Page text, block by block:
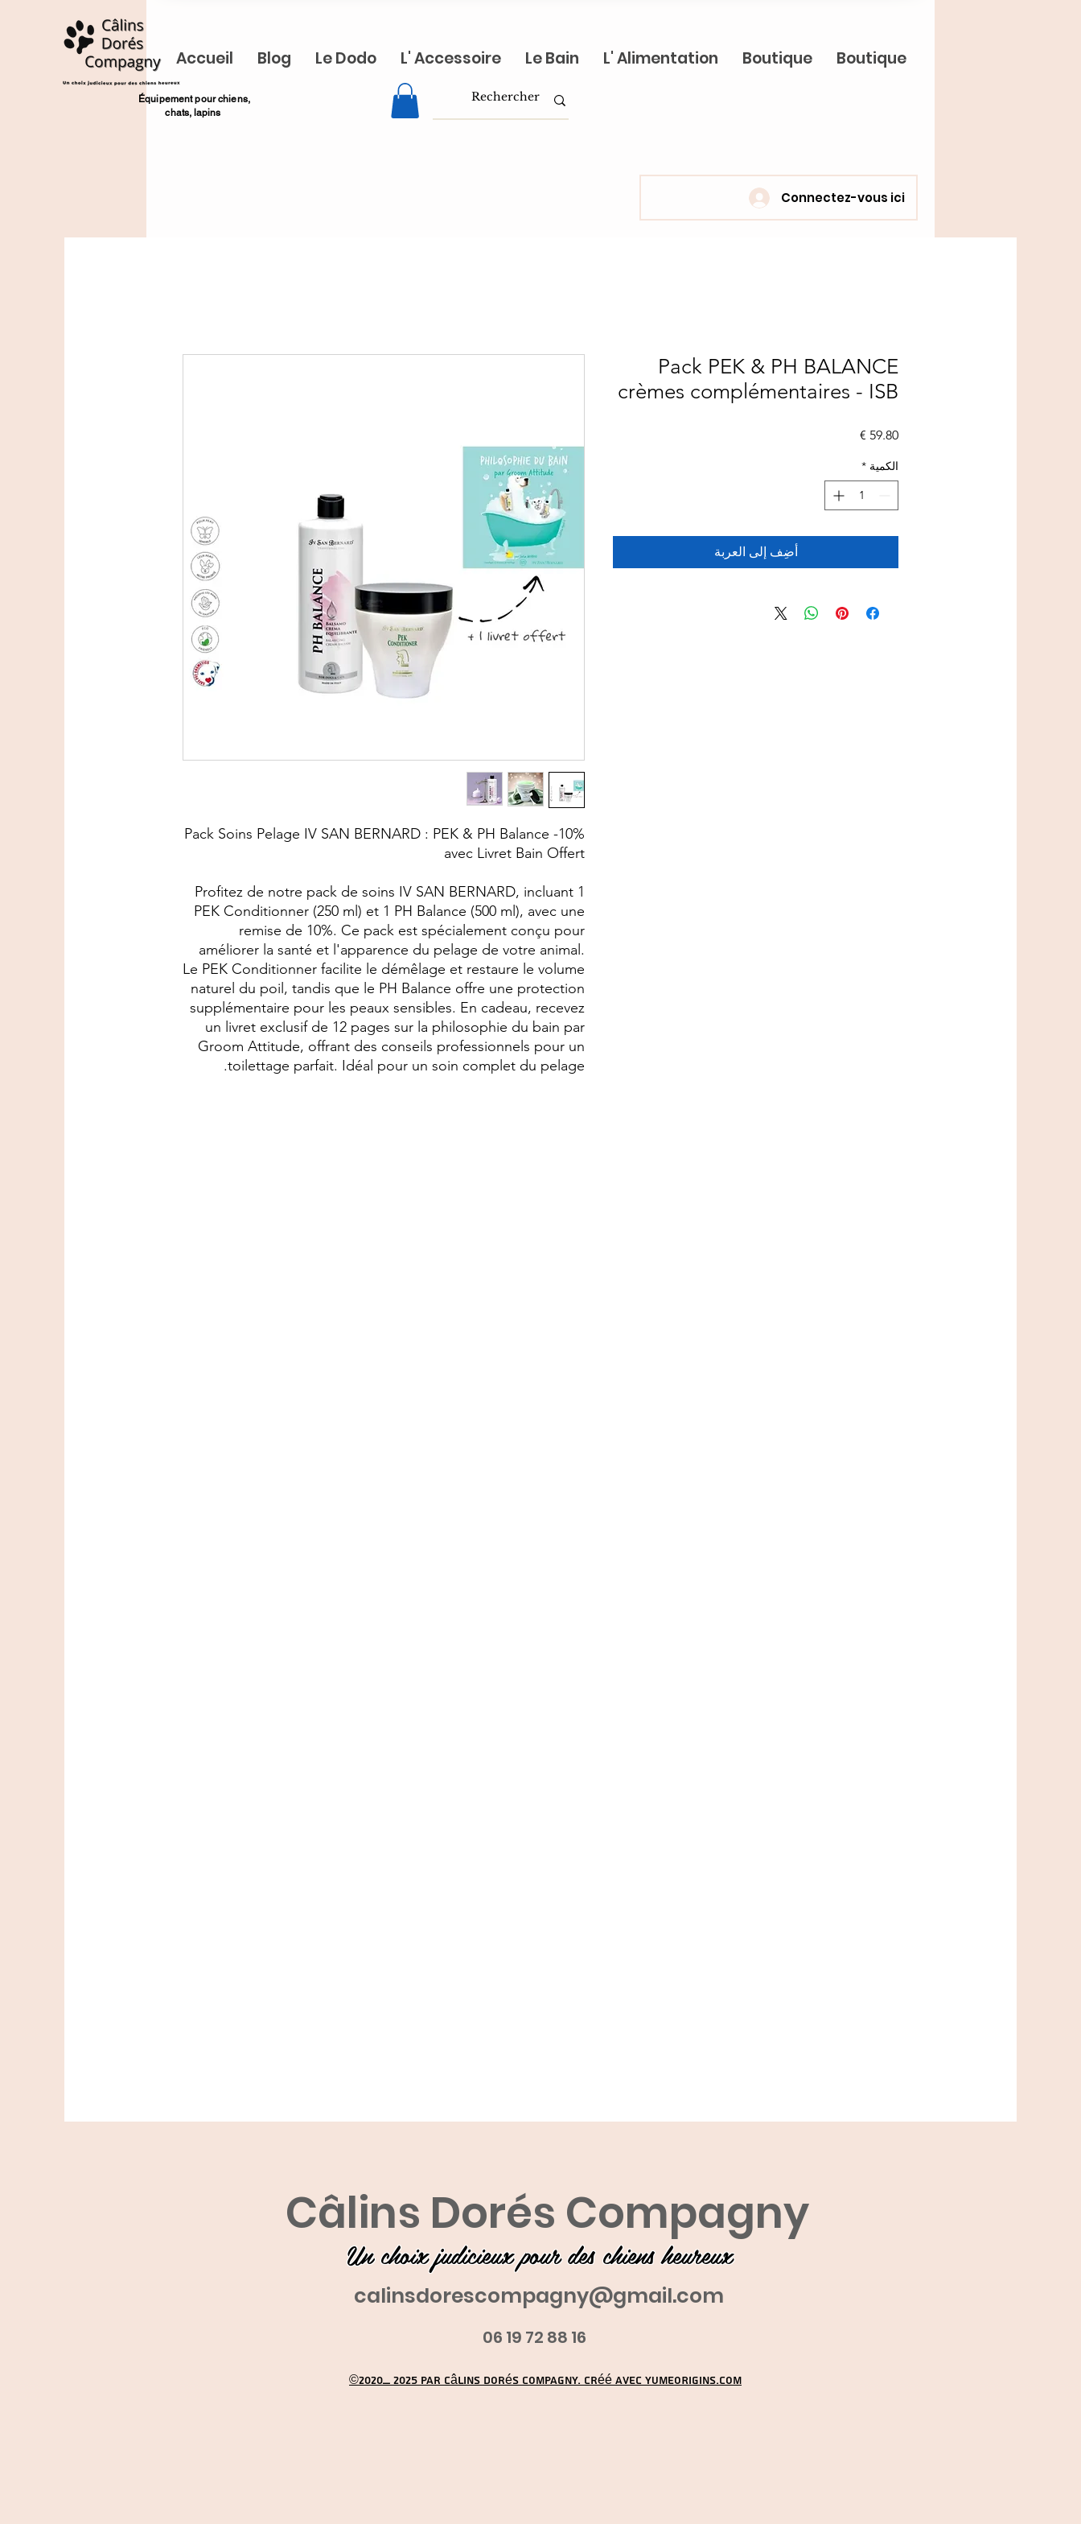
Accueil Blog Le Dodo L' Accessoire Le Bain L' Alimentation Boutique Boutique
​Équipement pour chiens,
chats, lapins
Connectez-vous ici
Pack Soins Pelage IV SAN BERNARD : PEK & PH Balance -10%
avec Livret Bain Offert
Profitez de notre pack de soins IV SAN BERNARD, incluant 1
PEK Conditionner (250 ml) et 1 PH Balance (500 ml), avec une
remise de 10%. Ce pack est spécialement conçu pour
améliorer la santé et l'apparence du pelage de votre animal.
Le PEK Conditionner facilite le démêlage et restaure le volume
naturel du poil, tandis que le PH Balance offre une protection
supplémentaire pour les peaux sensibles. En cadeau, recevez
un livret exclusif de 12 pages sur la philosophie du bain par
Groom Attitude, offrant des conseils professionnels pour un
toilettage parfait. Idéal pour un soin complet du pelage.
Pack PEK & PH BALANCE
crèmes complémentaires - ISB
السعر
الكمية *
أضِف إلى العربة
Câlins Dorés Compagny
Un choix judicieux pour des chiens heureux
calinsdorescompagny@gmail.com
06 19 72 88 16
©2020_ 2025 par Câlins Dorés Compagny. Créé avec YUMEORIGINS.COM